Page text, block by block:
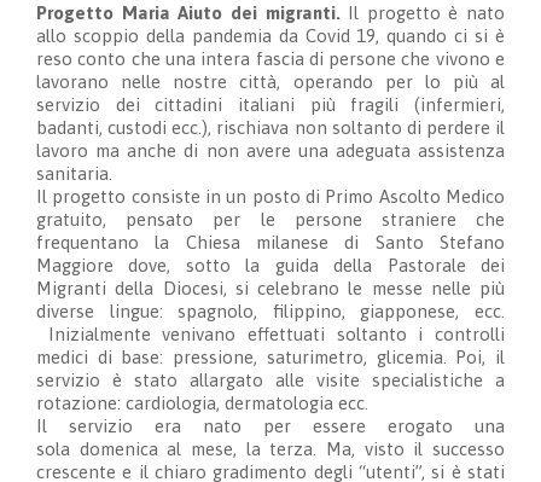
Progetto Maria Aiuto dei migranti. Il progetto è nato
allo scoppio della pandemia da Covid 19, quando cisi è
resoconto che una intera fascia di persone che vivono e
lavorano nelle nostre città, operando per lo più al
servizio dei cittadini italiani più fragili (infermieri,
badanti, custodi ecc.), rischiava non soltanto di perdere il
lavoro ma anche di non avere una adeguata assistenza
sanitaria.
Il progetto consiste inun posto di Primo Ascolto Medico
gratuito, pensato per le persone straniere che
frequentano la Chiesa milanese di Santo Stefano
Maggiore dove, sotto la guida della Pastorale dei
Migranti della Diocesi, si celebrano le messe nelle più
diverse lingue: spagnolo, filippino, giapponese, ecc.
Inizialmente venivanoeffettuati soltanto icontrolli
medici di base: pressione, saturimetro, glicemia. Poi, il
servizio è stato allargato alle visite specialistiche a
rotazione: cardiologia, dermatologia ecc.
Il servizio era nato per essere erogato una
sola domenica al mese, la terza. Ma, visto il successo
crescente e il chiaro gradimento degli “utenti”, si èstati